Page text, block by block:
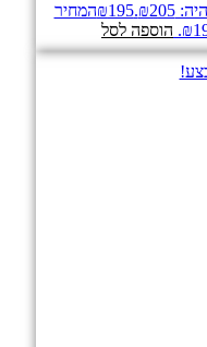
₪205.
₪195
המחיר
הוספה לסל